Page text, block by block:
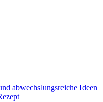
abwechslungsreiche Ideen